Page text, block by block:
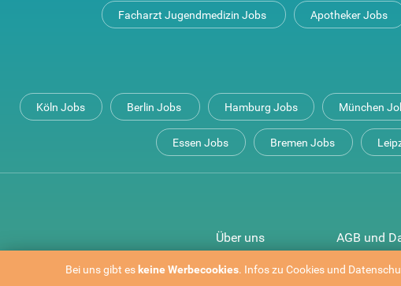
Facharzt Jugendmedizin Jobs Apotheker Jobs
Köln Jobs Berlin Jobs Hamburg Jobs München
Essen Jobs Bremen Jobs
Über uns AGB und
Bei uns gibt es keine Werbe­cookies. Infos zu Cookies und